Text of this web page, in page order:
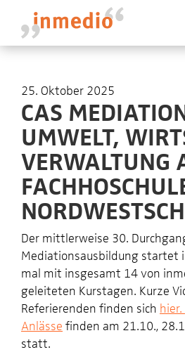
25. Oktober 2025
CAS
UMWELT,
VERWALTUNG
Der mittlerweise 30.
Mediationsausbildung startet
mal mit insgesamt 14 von
geleiteten Kurstagen. Kurze
Referierenden finden sich hier.
Anlässe finden am 21.10.,
statt.